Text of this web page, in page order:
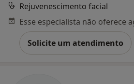
Rejuvenescimento facial
Solicite um atendimento